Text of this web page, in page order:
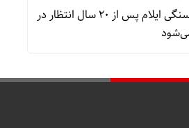
بزرگترین سازه سنگی ایلام پس از ۲۰ سال انتظار در